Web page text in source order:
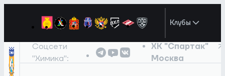
Клубы
Соцсети
"Химика":
ХК "Спартак"
Москва